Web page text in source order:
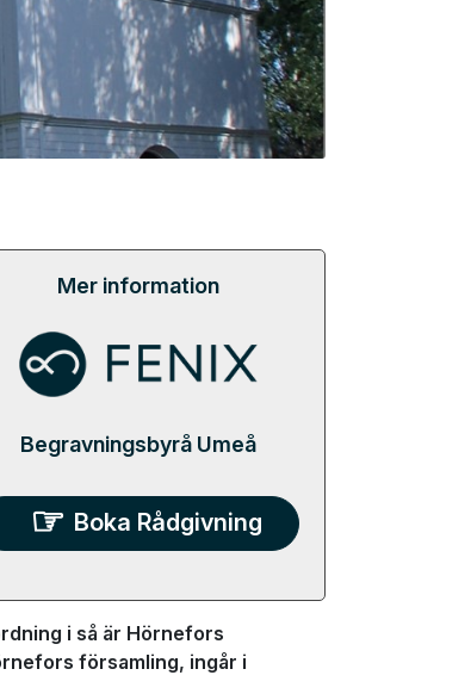
Mer information
Begravningsbyrå Umeå
Boka Rådgivning
i så är Hörnefors
församling, ingår i